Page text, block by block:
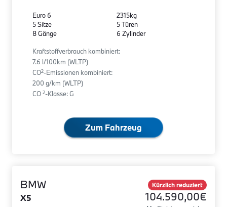
Euro 6
5 Sitze
8 Gänge
2315kg
5 Türen
6 Zylinder
Kraftstoffverbrauch kombiniert:
7.6 l/100km (WLTP)
CO2-Emissionen kombiniert:
200 g/km (WLTP)
CO 2-Klasse: G
Zum Fahrzeug
BMW
X5
Kürzlich reduziert
104.590,00€